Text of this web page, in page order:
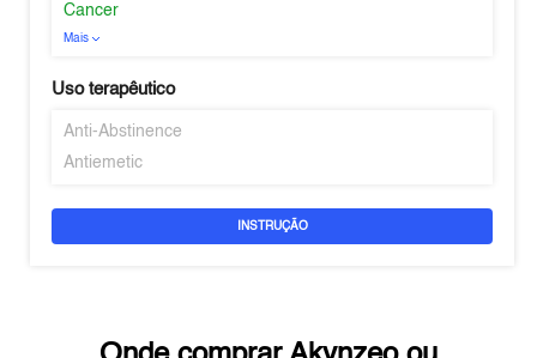
Cancer
Mais
Uso terapêutico
Anti-Abstinence
Antiemetic
INSTRUÇÃO